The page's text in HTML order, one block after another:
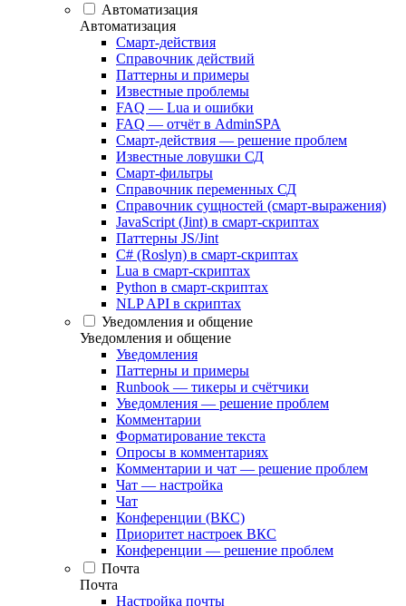
Автоматизация
Автоматизация
Смарт-действия
Справочник действий
Паттерны и примеры
Известные проблемы
FAQ — Lua и ошибки
FAQ — отчёт в AdminSPA
Смарт-действия — решение проблем
Известные ловушки СД
Смарт-фильтры
Справочник переменных СД
Справочник сущностей (смарт-выражения)
JavaScript (Jint) в смарт-скриптах
Паттерны JS/Jint
C# (Roslyn) в смарт-скриптах
Lua в смарт-скриптах
Python в смарт-скриптах
NLP API в скриптах
Уведомления и общение
Уведомления и общение
Уведомления
Паттерны и примеры
Runbook — тикеры и счётчики
Уведомления — решение проблем
Комментарии
Форматирование текста
Опросы в комментариях
Комментарии и чат — решение проблем
Чат — настройка
Чат
Конференции (ВКС)
Приоритет настроек ВКС
Конференции — решение проблем
Почта
Почта
Настройка почты